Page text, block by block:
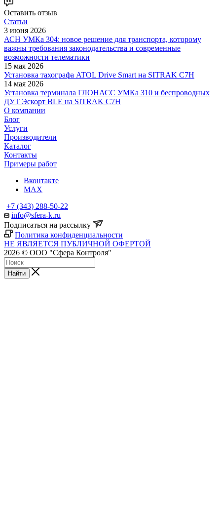
Оставить отзыв
Статьи
3 июня 2026
АСН УМКа 304: новое решение для транспорта, которому
важны требования законодательства и современные
возможности телематики
15 мая 2026
Установка тахографа ATOL Drive Smart на SITRAK C7H
14 мая 2026
Установка терминала ГЛОНАСС УМКа 310 и беспроводных
ДУТ Эскорт BLE на SITRAK C7H
О компании
Блог
Услуги
Производители
Каталог
Контакты
Примеры работ
Вконтакте
MAX
+7 (343) 288-50-22
info@sfera-k.ru
Подписаться на рассылку
Политика конфиденциальности
НЕ ЯВЛЯЕТСЯ ПУБЛИЧНОЙ ОФЕРТОЙ
2026 © ООО "Сфера Контроля"
Найти